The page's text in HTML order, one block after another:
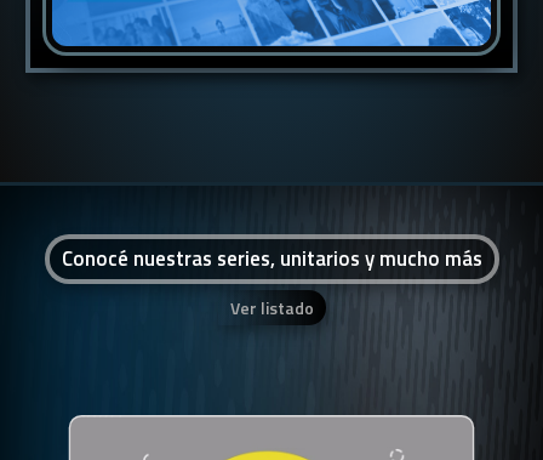
Conocé nuestras series, unitarios y mucho más
Ver listado